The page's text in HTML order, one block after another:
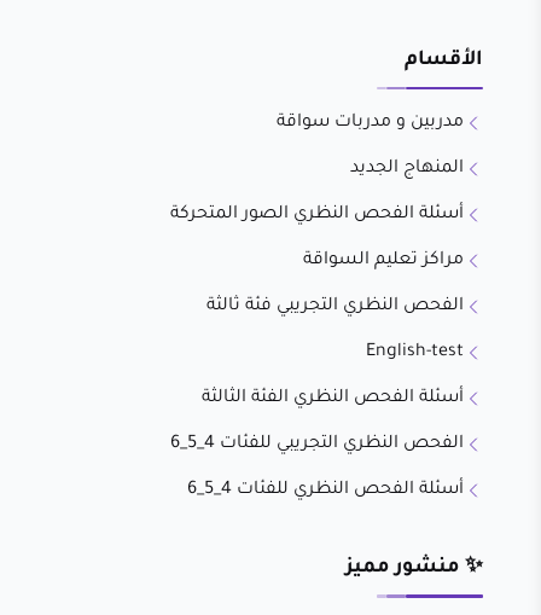
الأقسام
مدربين و مدربات سواقة
المنهاج الجديد
أسئلة الفحص النظري الصور المتحركة
مراكز تعليم السواقة
الفحص النظري التجريبي فئة ثالثة
English-test
أسئلة الفحص النظري الفئة الثالثة
الفحص النظري التجريبي للفئات 4_5_6
أسئلة الفحص النظري للفئات 4_5_6
✨ منشور مميز